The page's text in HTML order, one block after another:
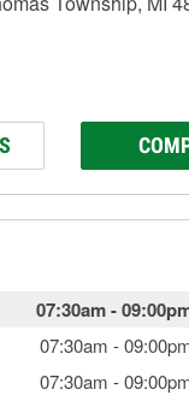
07:30am-
07:30am -
07:30am -